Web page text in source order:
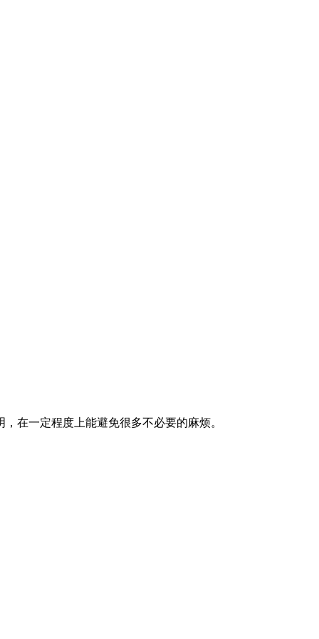
在一定程度上能避免很多不必要的麻烦。